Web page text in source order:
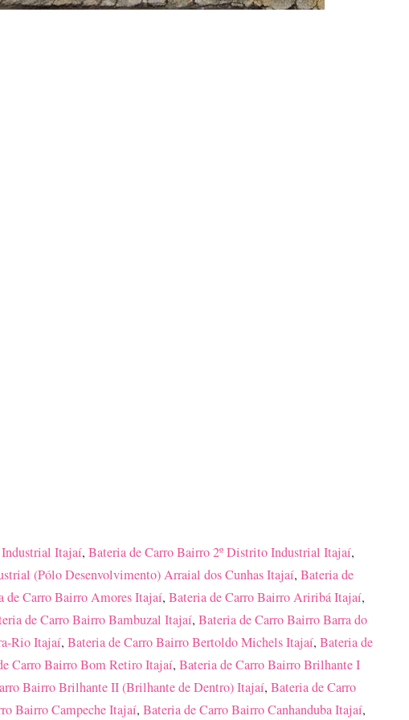
Itajaí,Bateria de Carro Bairro 2º Distrito Industrial Itajaí,
(Pólo Desenvolvimento) Arraial dos Cunhas Itajaí, Bateria de
de Carro Bairro Amores Itajaí, Bateria de Carro Bairro Ariribá Itajaí,
de Carro Bairro Bambuzal Itajaí, Bateria de Carro Bairro Barra do
Rio Itajaí, Bateria de Carro Bairro Bertoldo Michels Itajaí, Bateria de
Carro Bairro Bom Retiro Itajaí, Bateria de Carro Bairro Brilhante I
Bairro Brilhante II (Brilhante de Dentro) Itajaí, Bateria de Carro
Bairro Campeche Itajaí, Bateria de Carro Bairro Canhanduba Itajaí,